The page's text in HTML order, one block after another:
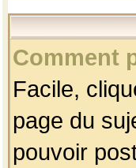
Comment
Facile,
page du
pouvoir